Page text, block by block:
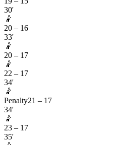
30'
🤾
20 – 16
33'
🤾
20 – 17
🤾
22 – 17
34'
🤾
Penalty21 – 17
34'
🤾
23 – 17
35'